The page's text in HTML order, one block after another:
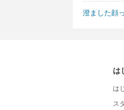
澄ました顔
は
は
ス